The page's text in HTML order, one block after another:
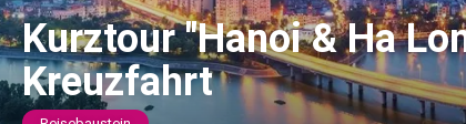
Kurztour "Hanoi & Ha
Kreuzfahrt